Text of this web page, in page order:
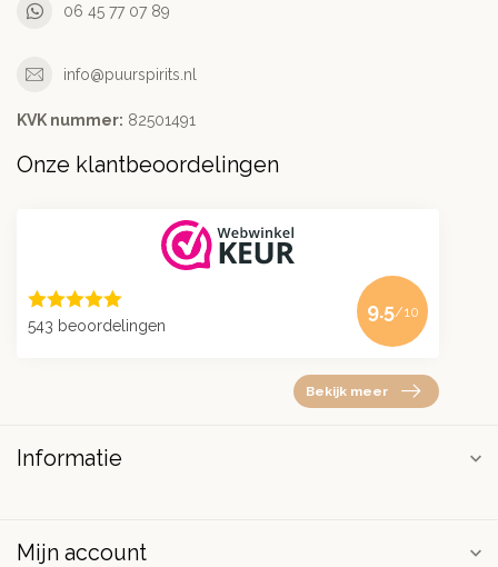
06 45 77 07 89
info@puurspirits.nl
KVK nummer: 82501491
Onze klantbeoordelingen
543 beoordelingen
9.5/10
Bekijk meer
Informatie
Mijn account